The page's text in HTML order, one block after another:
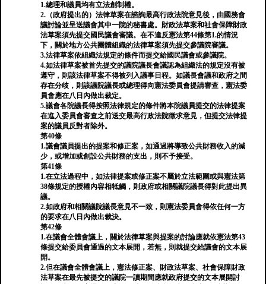
1.總理和議員均有立法創制權。
2.（政府提出的）法律草案在諮詢最高行政法院意見後，由國務會
議討論並呈送議會其中一院的秘書處。財政法草案和社會保障財政
法草案須先提交國民議會審議。在不違反憲法第44條第1.的情況
下，關於地方公共團體組織的法律草案須先提交參議院審議。
3.法律草案依組織法規定的條件而提交給國民議會或參議院。
4.如法律草案被首先提交的議院議長會議認為組織法的規定沒有被
遵守，則該法律草案不得被列入議事日程。如議長會議和政府之間
存在分歧，則該議院議長或總理得向憲法委員會提請審查，憲法委
員會應在八日內做出裁定。
5.議會各院議長得按照法律規定的條件將本院議員提交的法律提案
在進入委員會審查之前送交最高行政法院徵求意見，但提交法律提
案的議員反對者除外。
第40條
1.議會議員提出的提案和修正案，如通過將導致公共財務收入的減
少，或增加或創設公共財務的支出，則不予接受。
第41條
1.在立法過程中，如法律提案或修正案不屬於立法範圍或與憲法第
38條規定的授權內容相牴觸，則政府或相關議院議長得對此提出異
議。
2.如政府和相關議院議長意見不一致，則憲法委員會得依任何一方
的要求在八日內做出裁決。
第42條
1.在議會全體會議上，關於法律草案與提案的討論應就依憲法第43
條提交給委員會通過的文本展開，若無，則就提交給議會的文本展
開。
2.但在議會全體會議上，憲法修正案、財政法草案、社會保障財政
法草案在最先被提交的議院一讀期間應就政府提交的文本展開討